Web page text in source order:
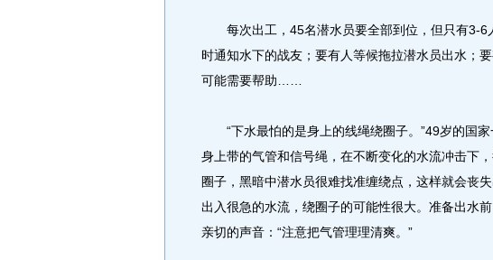
每次出工，45名潜水员要全部到位，但只有3-6
时通知水下的战友；要有人等候拖拉潜水员出水；
可能需要帮助……
“下水最怕的是身上的线绳绕圈子。”49岁的国家
身上带的气管和信号绳，在不断变化的水流冲击下
圈子，黑暗中潜水员很难找准缠绕点，这样就会丧
出入很急的水流，绕圈子的可能性很大。准备出水
亲切的声音：“注意把气管理理清爽。”